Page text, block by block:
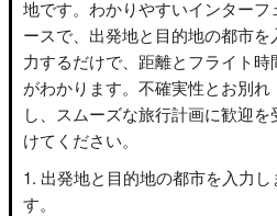
地です。わかりやすいインターフ
ースで、出発地と目的地の都市を
力するだけで、距離とフライト時
がわかります。不確実性とお別れ
し、スムーズな旅行計画に歓迎を
けてください。
出発地と目的地の都市を入力し
す。